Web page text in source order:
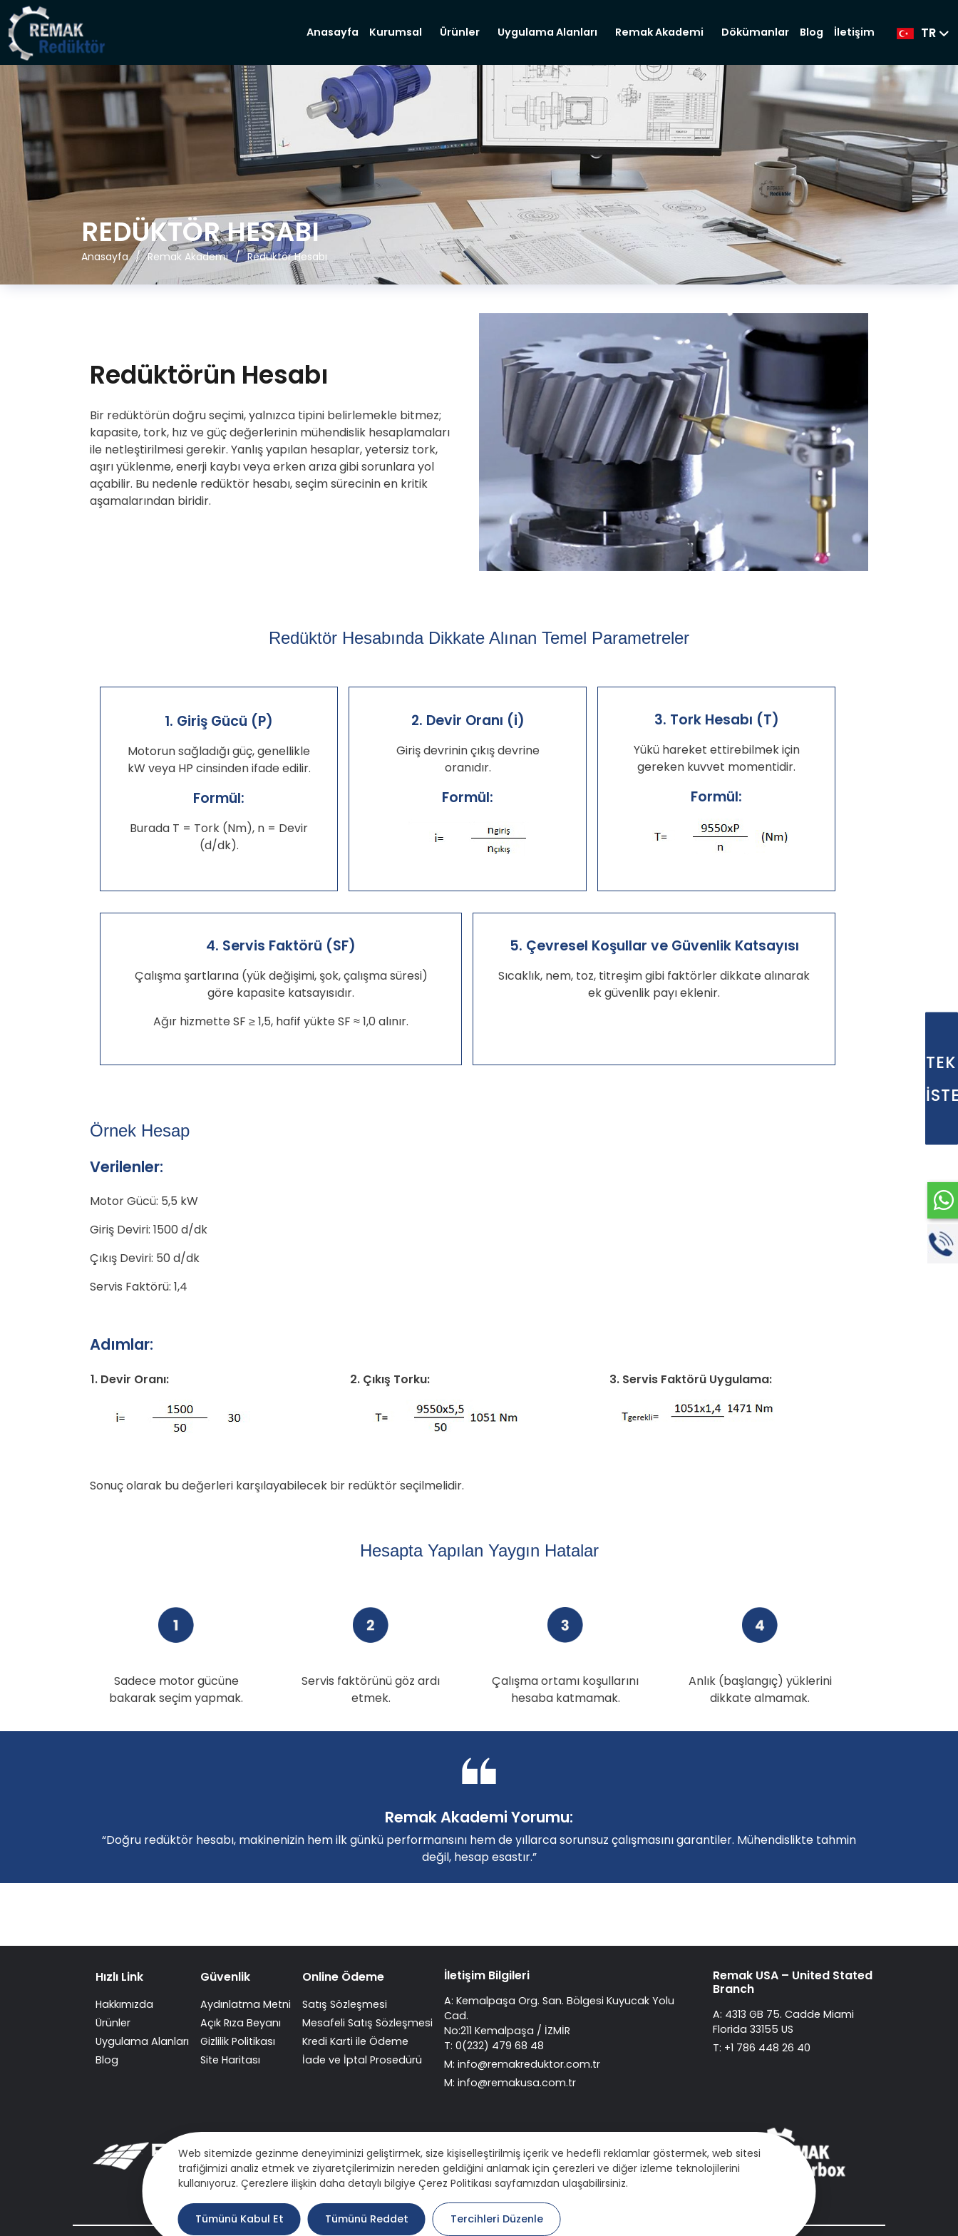
Web sitemizde gezinme deneyiminizi geliştirmek, size kişiselleştirilmiş içerik ve hedefli reklamlar göstermek, web sitesi
trafiğimizi analiz etmek ve ziyaretçilerimizin nereden geldiğini anlamak için çerezleri ve diğer izleme teknolojilerini
kullanıyoruz. Çerezlere ilişkin daha detaylı bilgiye Çerez Politikası sayfamızdan ulaşabilirsiniz.
Tümünü Kabul Et Tümünü Reddet Tercihleri Düzenle
Anasayfa Kurumsal Ürünler Uygulama Alanları Remak Akademi Dökümanlar Blog İletişim TR
REDÜKTÖR HESABI
Anasayfa Remak Akademi Redüktör Hesabı
Redüktörün Hesabı
Bir redüktörün doğru seçimi, yalnızca tipini belirlemekle bitmez;
kapasite, tork, hız ve güç değerlerinin mühendislik hesaplamaları
ile netleştirilmesi gerekir. Yanlış yapılan hesaplar, yetersiz tork,
aşırı yüklenme, enerji kaybı veya erken arıza gibi sorunlara yol
açabilir. Bu nedenle redüktör hesabı, seçim sürecinin en kritik
aşamalarından biridir.
Redüktör Hesabında Dikkate Alınan Temel Parametreler
1. Giriş Gücü (P)
Motorun sağladığı güç, genellikle
kW veya HP cinsinden ifade edilir.
Formül:
Burada T = Tork (Nm), n = Devir
(d/dk).
2. Devir Oranı (i)
Giriş devrinin çıkış devrine
oranıdır.
Formül:
3. Tork Hesabı (T)
Yükü hareket ettirebilmek için
gereken kuvvet momentidir.
Formül:
4. Servis Faktörü (SF)
Çalışma şartlarına (yük değişimi, şok, çalışma süresi)
göre kapasite katsayısıdır.
Ağır hizmette SF ≥ 1,5, hafif yükte SF ≈ 1,0 alınır.
5. Çevresel Koşullar ve Güvenlik Katsayısı
Sıcaklık, nem, toz, titreşim gibi faktörler dikkate alınarak
ek güvenlik payı eklenir.
Örnek Hesap
Verilenler:
Motor Gücü: 5,5 kW
Giriş Deviri: 1500 d/dk
Çıkış Deviri: 50 d/dk
Servis Faktörü: 1,4
Adımlar:
1. Devir Oranı: 2. Çıkış Torku: 3. Servis Faktörü Uygulama:
Sonuç olarak bu değerleri karşılayabilecek bir redüktör seçilmelidir.
Hesapta Yapılan Yaygın Hatalar
Sadece motor gücüne
bakarak seçim yapmak.
Servis faktörünü göz ardı
etmek.
Çalışma ortamı koşullarını
hesaba katmamak.
Anlık (başlangıç) yüklerini
dikkate almamak.
Remak Akademi Yorumu:
“Doğru redüktör hesabı, makinenizin hem ilk günkü performansını hem de yıllarca sorunsuz çalışmasını garantiler. Mühendislikte tahmin
değil, hesap esastır.”
Hızlı Link
Hakkımızda
Ürünler
Uygulama Alanları
Blog
Güvenlik
Aydınlatma Metni
Açık Rıza Beyanı
Gizlilik Politikası
Site Haritası
Online Ödeme
Satış Sözleşmesi
Mesafeli Satış Sözleşmesi
Kredi Karti ile Ödeme
İade ve İptal Prosedürü
İletişim Bilgileri
A: Kemalpaşa Org. San. Bölgesi Kuyucak Yolu
Cad.
No:211 Kemalpaşa / İZMİR
T: 0(232) 479 68 48
M: info@remakreduktor.com.tr
M: info@remakusa.com.tr
Remak USA – United Stated
Branch
A: 4313 GB 75. Cadde Miami
Florida 33155 US
T: +1 786 448 26 40